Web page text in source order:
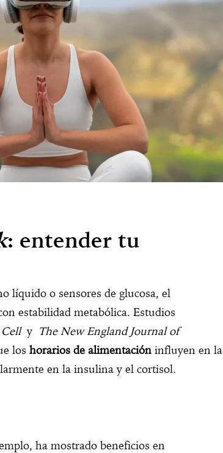
: entender tu
líquido o sensores de glucosa, el
estabilidad metabólica. Estudios
Celly The New England Journal of
los horarios de alimentación influyen en la
en la insulina y el cortisol.
ha mostrado beneficios en